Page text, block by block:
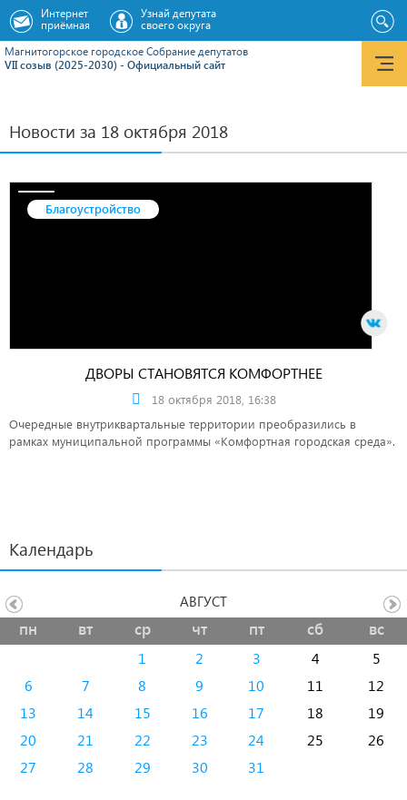
Магнитогорское городское Cобрание депутатов
VII созыв (2025-2030) - Официальный сайт
Интернет
приёмная
Узнай депутата
своего округа
Новости за 18 октября 2018
Благоустройство
ДВОРЫ СТАНОВЯТСЯ КОМФОРТНЕЕ
18 октября 2018, 16:38
Очередные внутриквартальные территории преобразились в
рамках муниципальной программы «Комфортная городская среда».
Календарь
пн вт ср чт пт сб вс
1 2 3 4
5
6
7 8 9 10 11
12
13
14 15 16 17 18
19
20
21 22 23 24 25
26
27
28 29 30 31
АВГУСТ